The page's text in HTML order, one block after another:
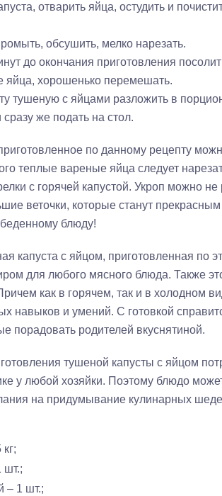
отварить яйца, остудить и
обсушить, мелко нарезать.
до окончания приготовления
яйца, хорошенько перемешать.
тушеную с яйцами разложить в
же подать на стол.
по данному рецепту
теплые вареные яйца следует
с горячей капустой. Укроп можно
веточки, которые станут
блюду!
капуста с яйцом, приготовленная по
для любого мясного блюда. Также
как в горячем, так и в холодном
навыков и умений. С готовкой
порадовать родителей вкуснятиной.
тушеной капусты с яйцом
у любой хозяйки. Поэтому блюдо
на придумывание кулинарных
шт.;
– 1 шт.;